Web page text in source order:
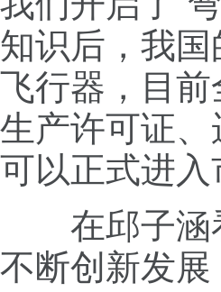
知识后，我
飞行器，目
生产许可证
可以正式进入
在邱子涵看
不断创新发展